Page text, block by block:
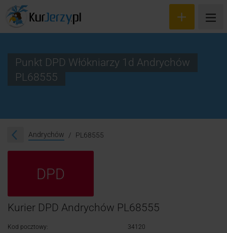
Śledzenie przesyłki
Logowanie
Punkt DPD Włókniarzy 1d Andrychów
PL68555
Andrychów PL68555
DPD
Kurier DPD Andrychów PL68555
Kod pocztowy:
34120